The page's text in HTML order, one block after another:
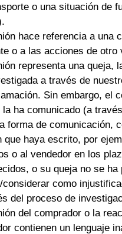
o una situación de
hace referencia a una
o a las acciones de otro
representa una queja,
a través de
Sin embargo, el
la ha comunicado (a
forma de comunicación,
que haya escrito, por
o al vendedor en los
o su queja no se ha
considerar como
del proceso de
del comprador o la
contienen un lenguaje